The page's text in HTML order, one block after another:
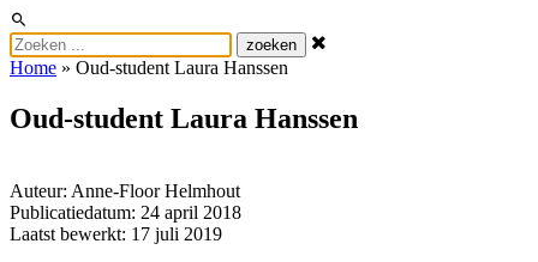
zoeken
Home » Oud-student Laura Hanssen
Oud-student Laura Hanssen
Auteur: Anne-Floor Helmhout
Publicatiedatum: 24 april 2018
Laatst bewerkt: 17 juli 2019